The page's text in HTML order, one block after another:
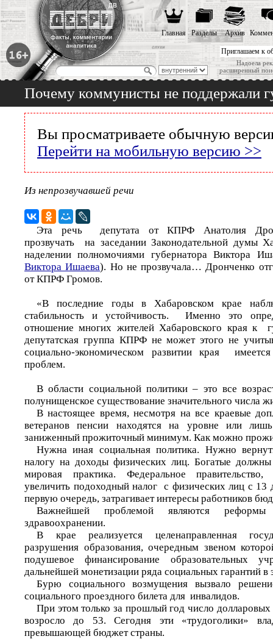
Приглашаем к
Надоела
расширенный
Главная Разделы Архив
Почему коммунисты не поддержали
Вы просматриваете обычную
Перейти на мобильную версию >>
Из непрозвучавшей речи
Эта речь депутата от КПРФ Анатолия
прозвучать на заседании Законодательной думы
наделении полномочиями губернатора Виктора
Виктора Ишаева). Но не прозвучала… Дронченко
от КПРФ Громов.
«В последние годы в Хабаровском крае
стабильность и устойчивость. Именно это
отношение многих жителей Хабаровского края к
депутатская группа КПРФ не может этого не
социально-экономическом развитии края
проблем.
В области социальной политики – это все
полунищенское существование значительного числа
В настоящее время, несмотря на все краевые
ветеранов пенсии находятся на уровне или
заниженный прожиточный минимум. Как можно
Нужна иная социальная политика. Нужно
налогу на доходы физических лиц. Богатые
мировая практика. Федеральное
увеличить подоходный налог с физических лиц с 13
первую очередь, затрагивает интересы работников
Важнейшей проблемой являются
здравоохранении.
В крае реализуется целенаправленная
разрушения образования, очередным звеном
подушевое финансирование образовательных
дальнейшей монетизации ряда социальных гарантий
Бурю социального возмущения вызвало
социального проездного билета для инвалидов.
При этом только за прошлый год число долларовых
возросло до 53. Сегодня эти «трудоголики»
превышающей бюджет страны.